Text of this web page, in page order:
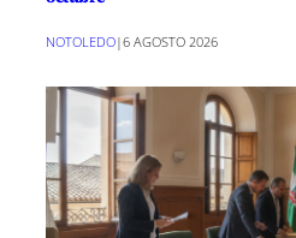
NOTOLEDO|6 AGOSTO 2026